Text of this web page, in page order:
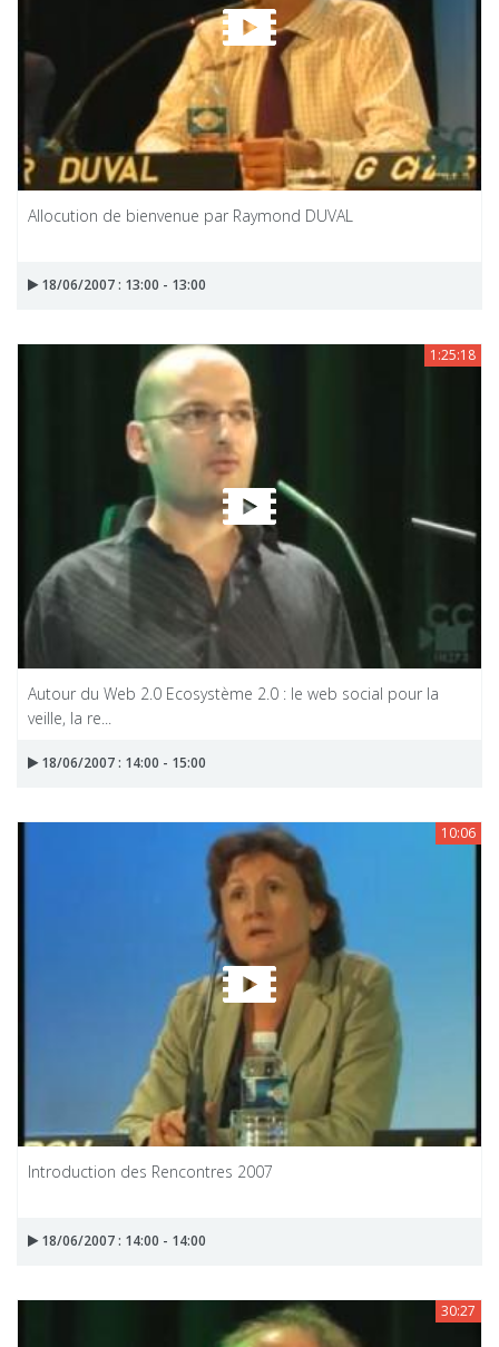
Allocution de bienvenue par Raymond DUVAL
18/06/2007 : 13:00 - 13:00
1:25:18
Autour du Web 2.0 Ecosystème 2.0 : le web social pour la
veille, la re...
18/06/2007 : 14:00 - 15:00
10:06
Introduction des Rencontres 2007
18/06/2007 : 14:00 - 14:00
30:27